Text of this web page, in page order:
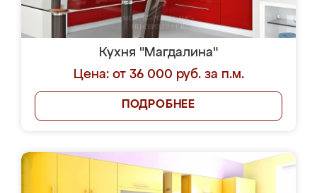
Кухня "Магдалина"
Цена: от 36 000 руб. за п.м.
ПОДРОБНЕЕ